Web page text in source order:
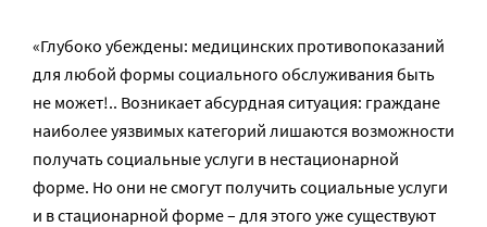
«Глубоко убеждены: медицинских противопоказаний
для любой формы социального обслуживания быть
не может!.. Возникает абсурдная ситуация: граждане
наиболее уязвимых категорий лишаются возможности
получать социальные услуги в нестационарной
форме. Но они не смогут получить социальные услуги
и в стационарной форме – для этого уже существуют